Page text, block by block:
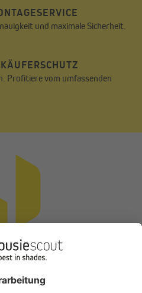
für Rollladenkästen
sich hervorragend für die
Entscheidender Vorteil
ist, dass sie selbstklebend
da kein
muss.
1 + 2) wird die Dämmmatte in
Im Anschluss muss nur noch die
4). Schon ist die Sanierung
AF/Armaflex®
du jederzeit unabhängig
einem Fensterwechsel
und maximale Sicherheit.
Profitiere vom umfassenden